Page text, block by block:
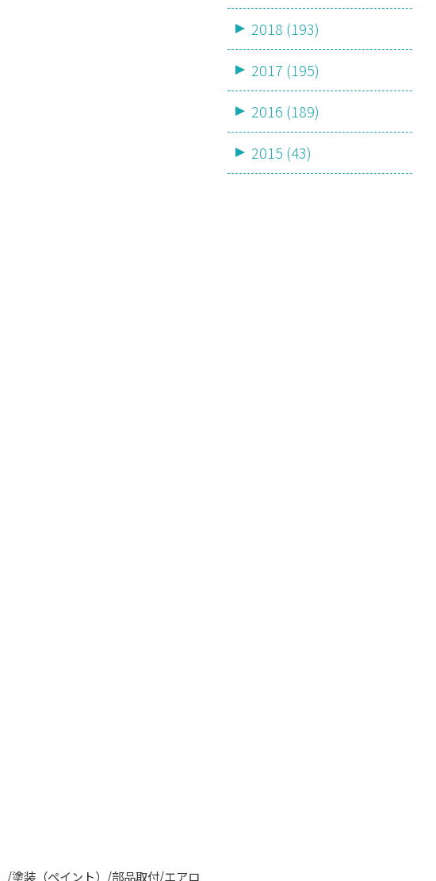
/塗装（ペイント） /部品取付/エアロ
2018 (193)
2017 (195)
2016 (189)
2015 (43)